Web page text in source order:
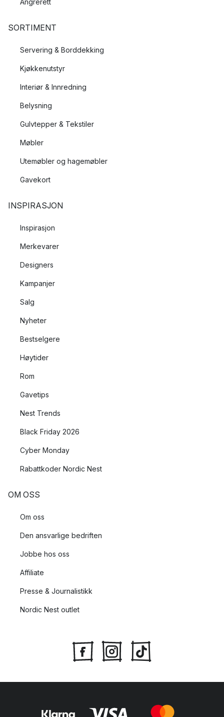
Angrerett
SORTIMENT
Servering & Borddekking
Kjøkkenutstyr
Interiør & Innredning
Belysning
Gulvtepper & Tekstiler
Møbler
Utemøbler og hagemøbler
Gavekort
INSPIRASJON
Inspirasjon
Merkevarer
Designers
Kampanjer
Salg
Nyheter
Bestselgere
Høytider
Rom
Gavetips
Nest Trends
Black Friday 2026
Cyber Monday
Rabattkoder Nordic Nest
OM OSS
Om oss
Den ansvarlige bedriften
Jobbe hos oss
Affiliate
Presse & Journalistikk
Nordic Nest outlet